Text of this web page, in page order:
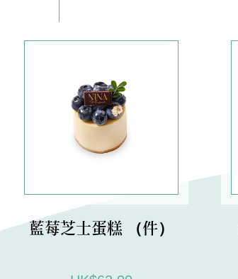
藍莓芝士蛋糕 （件）